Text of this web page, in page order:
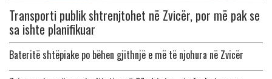
Transporti publik shtrenjtohet në Zvicër, por më pak se
sa ishte planifikuar
Bateritë shtëpiake po bëhen gjithnjë e më të njohura në Zvicër